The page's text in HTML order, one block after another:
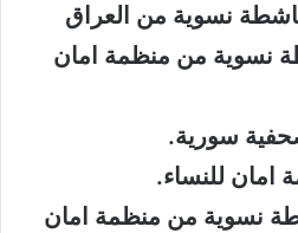
نسوية من منظمة امان
نسوية من منظمة امان